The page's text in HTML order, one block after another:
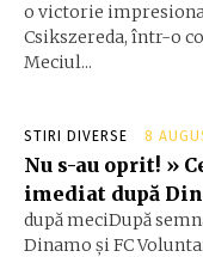
o victorie
Csikszereda, într-o
Meciul...
STIRI DIVERSE 8
Nu s-au oprit! »
imediat după
după meciDupă
Dinamo și FC